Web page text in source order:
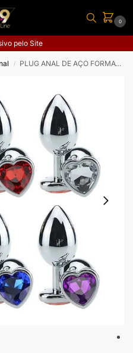
0
pelo Site
/ PLUG ANAL DE AÇO FORMATO CORAÇÃO G